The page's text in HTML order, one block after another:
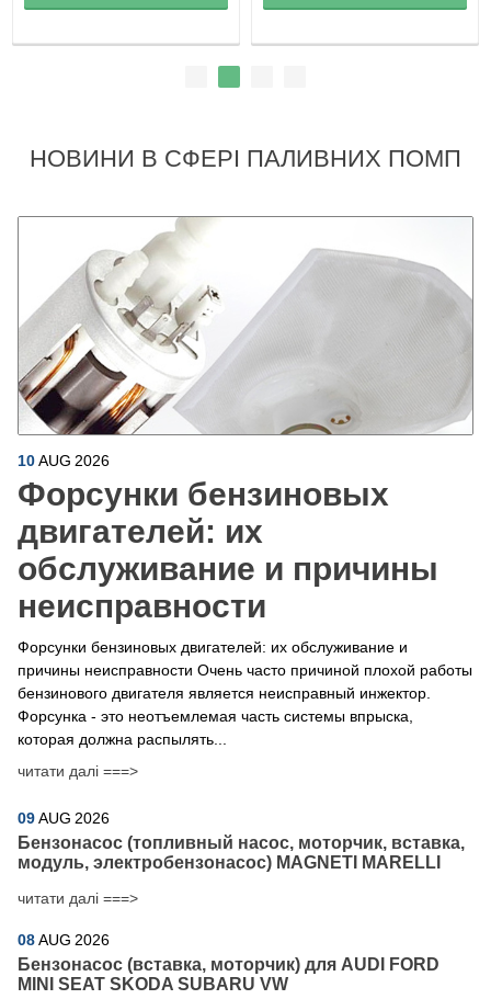
НОВИНИ В СФЕРІ ПАЛИВНИХ ПОМП
10AUG 2026
Форсунки бензиновых
двигателей: их
обслуживание и причины
неисправности
Форсунки бензиновых двигателей: их обслуживание и
причины неисправности Очень часто причиной плохой работы
бензинового двигателя является неисправный инжектор.
Форсунка - это неотъемлемая часть системы впрыска,
которая должна распылять...
читати далі ===>
09AUG 2026
Бензонасос (топливный насос, моторчик, вставка,
модуль, электробензонасос) MAGNETI MARELLI
читати далі ===>
08AUG 2026
Бензонасос (вставка, моторчик) для AUDI FORD
MINI SEAT SKODA SUBARU VW